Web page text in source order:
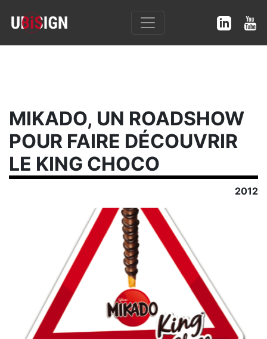
MIKADO, UN ROADSHOW
POUR FAIRE DÉCOUVRIR
LE KING CHOCO
2012